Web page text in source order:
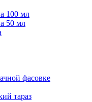
100 мл
50 мл
фасовке
тараз